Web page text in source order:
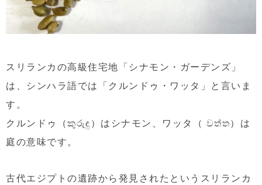
スリランカの高級住宅地「シナモン・ガーデンズ」
は、シンハラ語では「クルンドゥ・ワッタ」と言いま
す。
クルンドゥ（කුරුඳු）はシナモン、ワッタ（ වත්ත）は
庭の意味です。
古代エジプトの遺跡から発見されたというスリランカ